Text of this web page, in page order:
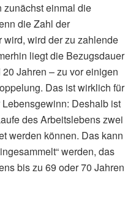
einmal die
die Zahl der
wird der zu zahlende
liegt die Bezugsdauer
Jahren – zu vor einigen
Das ist wirklich für
Deshalb ist
des Arbeitslebens zwei
werden können. Das kann
werden, das
bis zu 69 oder 70 Jahren